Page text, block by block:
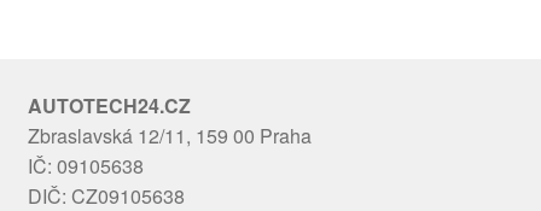
AUTOTECH24.CZ
Zbraslavská 12/11, 159 00 Praha
IČ: 09105638
DIČ: CZ09105638